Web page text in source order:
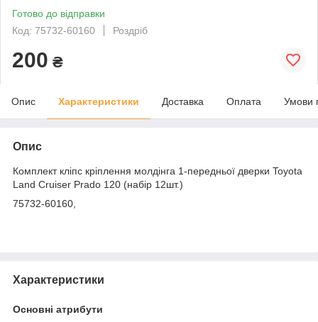
Готово до відправки
Код: 75732-60160
Роздріб
200 ₴
Опис Характеристики Доставка Оплата Умови
Опис
Комплект кліпс кріплення молдінга 1-передньої дверки Toyota
Land Cruiser Prado 120 (набір 12шт.)
75732-60160,
Характеристики
Основні атрибути